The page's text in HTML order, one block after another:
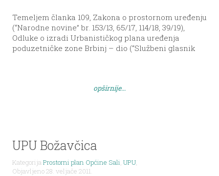
Temeljem članka 109, Zakona o prostornom uređenju
(“Narodne novine” br. 153/13, 65/17, 114/18, 39/19),
Odluke o izradi Urbanističkog plana uređenja
poduzetničke zone Brbinj – dio (“Službeni glasnik
studeni 2019.) i članka 30. Statuta Općine Sali
opširnije...
UPU Božavčica
KategorijaProstorni plan Općine Sali, UPU,
Objavljeno 28. veljače 2011.